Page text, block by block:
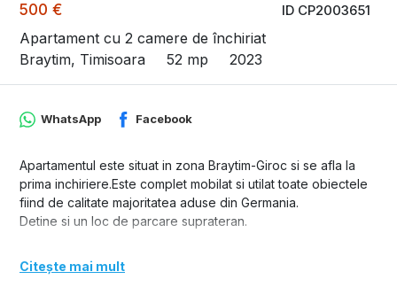
ID CP2003651
500 €
Apartament cu 2 camere de închiriat
Braytim, Timisoara
52 mp 2023
WhatsApp Facebook
Apartamentul este situat in zona Braytim-Giroc si se afla la
prima inchiriere.Este complet mobilat si utilat toate obiectele
fiind de calitate majoritatea aduse din Germania.
Detine si un loc de parcare suprateran.
Citește mai mult